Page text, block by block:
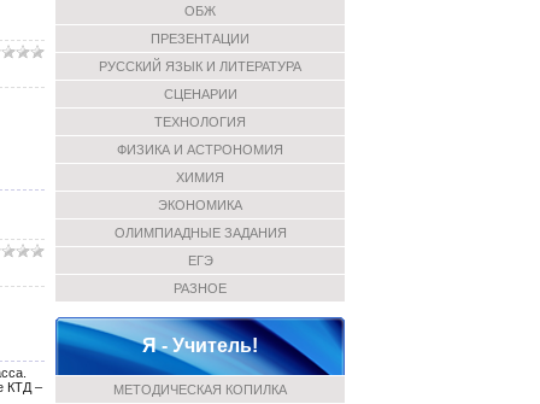
КТД –
ОБЖ
ПРЕЗЕНТАЦИИ
РУССКИЙ ЯЗЫК И ЛИТЕРАТУРА
СЦЕНАРИИ
ТЕХНОЛОГИЯ
ФИЗИКА И АСТРОНОМИЯ
ХИМИЯ
ЭКОНОМИКА
ОЛИМПИАДНЫЕ ЗАДАНИЯ
ЕГЭ
РАЗНОЕ
Я - Учитель!
МЕТОДИЧЕСКАЯ КОПИЛКА